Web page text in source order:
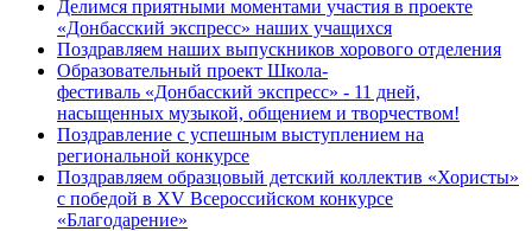
Делимся приятными моментами участия в проекте
«Донбасский экспресс» наших учащихся
Поздравляем наших выпускников хорового отделения
Образовательный проект Школа-
фестиваль «‎Донбасский экспресс» - 11 дней,
насыщенных музыкой, общением и творчеством!
Поздравление с успешным выступлением на
региональной конкурсе
Поздравляем образцовый детский коллектив «Хористы»
с победой в XV Всероссийском конкурсе
«Благодарение»